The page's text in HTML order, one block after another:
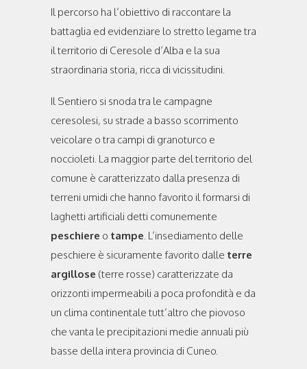
Il percorso ha l’obiettivo di raccontare la
battaglia ed evidenziare lo stretto legame tra
il territorio di Ceresole d’Alba e la sua
straordinaria storia, ricca di vicissitudini.
Il Sentiero si snoda tra le campagne
ceresolesi, su strade a basso scorrimento
veicolare o tra campi di granoturco e
noccioleti. La maggior parte del territorio del
comune è caratterizzato dalla presenza di
terreni umidi che hanno favorito il formarsi di
laghetti artificiali detti comunemente
peschiere o tampe. L’insediamento delle
peschiere è sicuramente favorito dalle terre
argillose (terre rosse) caratterizzate da
orizzonti impermeabili a poca profondità e da
un clima continentale tutt’altro che piovoso
che vanta le precipitazioni medie annuali più
basse della intera provincia di Cuneo.